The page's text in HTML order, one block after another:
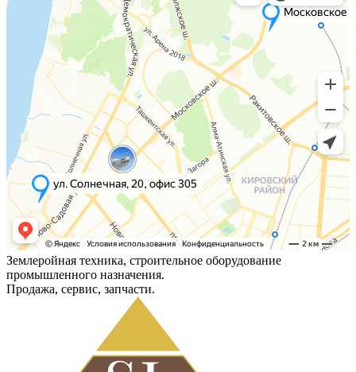
Землеройная техника, строительное оборудование
промышленного назначения.
Продажа, сервис, запчасти.